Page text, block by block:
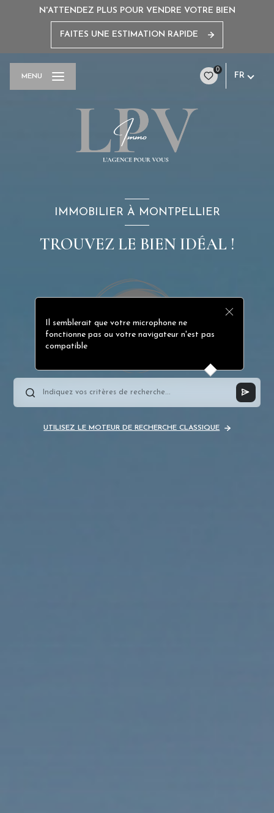
N'ATTENDEZ PLUS POUR VENDRE VOTRE BIEN
FAITES UNE ESTIMATION RAPIDE
0
FR
MENU
IMMOBILIER À MONTPELLIER
TROUVEZ LE BIEN IDÉAL !
Il semblerait que votre microphone ne
fonctionne pas ou votre navigateur n'est pas
compatible
UTILISEZ LE MOTEUR DE RECHERCHE CLASSIQUE